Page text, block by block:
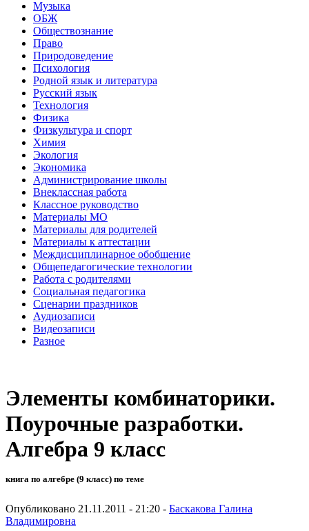
Музыка
ОБЖ
Обществознание
Право
Природоведение
Психология
Родной язык и литература
Русский язык
Технология
Физика
Физкультура и спорт
Химия
Экология
Экономика
Администрирование школы
Внеклассная работа
Классное руководство
Материалы МО
Материалы для родителей
Материалы к аттестации
Междисциплинарное обобщение
Общепедагогические технологии
Работа с родителями
Социальная педагогика
Сценарии праздников
Аудиозаписи
Видеозаписи
Разное
Элементы комбинаторики.
Поурочные разработки.
Алгебра 9 класс
книга по алгебре (9 класс) по теме
Опубликовано 21.11.2011 - 21:20 - Баскакова Галина
Владимировна